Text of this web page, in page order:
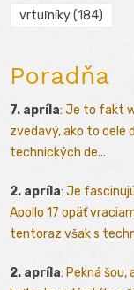
vrtuľníky(184)
Poradňa
7. apríla: Je to fakt
zvedavý, ako to celé
technických de...
2. apríla: Je
Apollo 17 opäť
tentoraz však s
2. apríla: Pekná šou,